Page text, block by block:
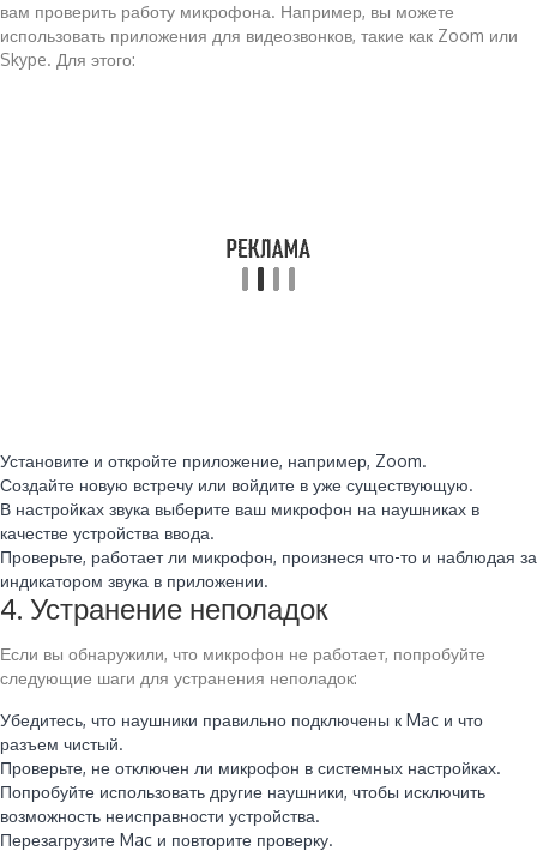
вам проверить работу микрофона. Например, вы можете
использовать приложения для видеозвонков, такие как Zoom или
Skype. Для этого:
Установите и откройте приложение, например, Zoom.
Создайте новую встречу или войдите в уже существующую.
В настройках звука выберите ваш микрофон на наушниках в
качестве устройства ввода.
Проверьте, работает ли микрофон, произнеся что-то и наблюдая за
индикатором звука в приложении.
4. Устранение неполадок
Если вы обнаружили, что микрофон не работает, попробуйте
следующие шаги для устранения неполадок:
Убедитесь, что наушники правильно подключены к Mac и что
разъем чистый.
Проверьте, не отключен ли микрофон в системных настройках.
Попробуйте использовать другие наушники, чтобы исключить
возможность неисправности устройства.
Перезагрузите Mac и повторите проверку.